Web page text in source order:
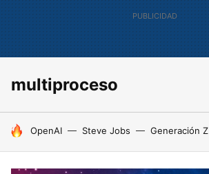
multiproceso
HOY SE HABLA DE
OpenAI Steve Jobs Generación Z